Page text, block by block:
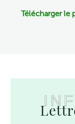
Télécharger le